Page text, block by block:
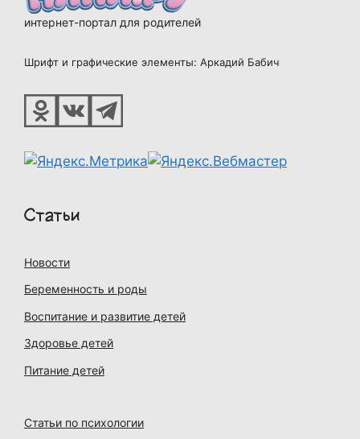
интернет-портал для родителей
Шрифт и графические элементы: Аркадий Бабич
Статьи
Новости
Беременность и роды
Воспитание и развитие детей
Здоровье детей
Питание детей
Статьи по психологии